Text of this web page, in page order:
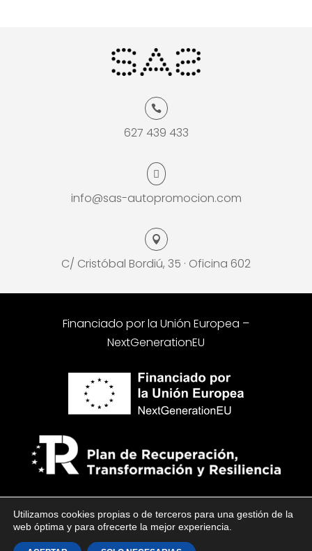

627 439 433

info@sas-autopromocion.com

C/ Cristóbal Bordiú, 35 · Oficina 602
Financiado por la Unión Europea –
NextGenerationEU
& Click, Marketing Online
AVISO LEGAL
POLÍTICA DE PRIVACIDAD|
Utilizamos cookies propias o de terceros para una gestión de la
web óptima y para ofrecerte la mejor experiencia.